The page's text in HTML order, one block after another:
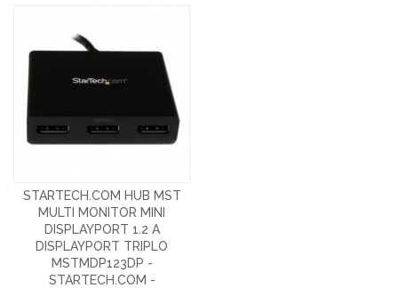
STARTECH.COM HUB MST
MULTI MONITOR MINI
DISPLAYPORT 1.2 A
DISPLAYPORT TRIPLO
MSTMDP123DP -
STARTECH.COM -